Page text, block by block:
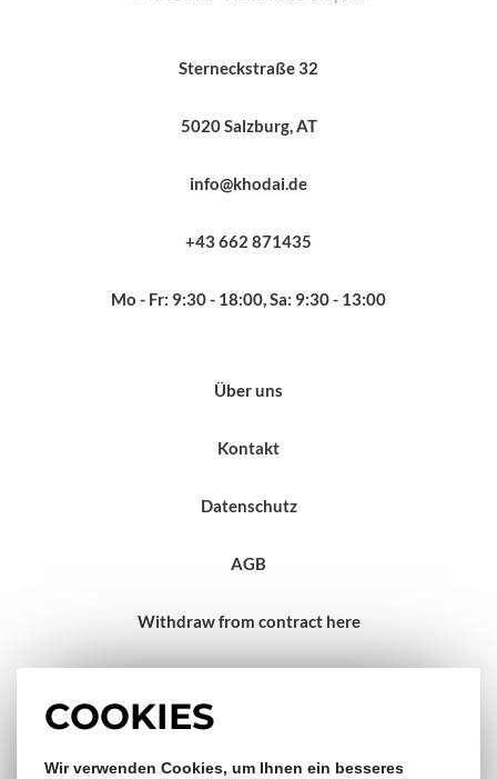
COOKIES
Wir verwenden Cookies, um Ihnen ein besseres
Sterneckstraße 32
5020 Salzburg, AT
info@khodai.de
+43 662 871435
Mo - Fr: 9:30 - 18:00, Sa: 9:30 - 13:00
Über uns
Kontakt
Datenschutz
AGB
Withdraw from contract here
Gratis Versand & Rückversand